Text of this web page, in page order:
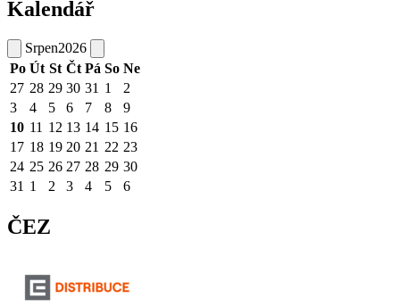
Kalendář
Srpen2026
Po Út St Čt Pá So Ne
27 28 29 30 31 1
2
3
4 5 6 7 8
9
10 11 12 13 14 15 16
17 18 19 20 21 22 23
24 25 26 27 28 29 30
31 1 2 3 4 5 6
ČEZ